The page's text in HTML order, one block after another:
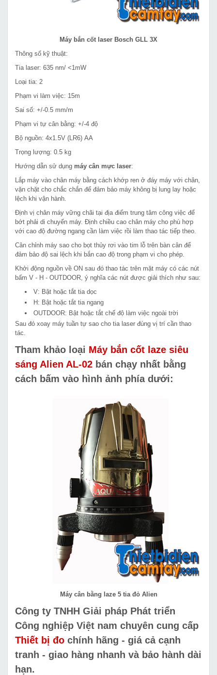
Máy bắn cốt laser Bosch GLL 3X
Thông số kỹ thuật:
Tia laser: 635 nm/ <1mW
Loại tia: 2
Phạm vi làm việc: 15m
Sai số: +/-0.5 mm/m
Phạm vi tự cân bằng: +/-4 độ
Bộ nguồn: 4x1.5V (LR6) AA
Trọng lượng: 0.5 kg
Hướng dẫn sử dụng máy cân mực laser:
Lắp máy vào chân máy bằng cách khớp ren ở đáy máy với chân,
vặn chặt cho chắc chắn để đảm bảo máy không bị lung lay hoặc
lệch khi vận hành.
Định vị chân máy vững chãi tại địa điểm trung tâm công việc để
bớt phải di chuyển máy. Định chiều cao chân máy cho phù hợp
với cao độ đường ngang cần làm việc rồi làm thao tác tiếp theo.
Cân chỉnh máy sao cho bọt thủy rơi vào tim lỗ trên bàn cân để
đảm bảo độ sai lệch khi bắn cao độ trong phạm vi cho phép.
Khởi động nguồn về ON sau đó thao tác trên mặt máy có các nút
bấm V - H - OUTDOOR, ý nghĩa các nút được giải thích như sau:
V: Bật hoặc tắt tia dọc
H: Bật hoặc tắt tia ngang
OUTDOOR: Bật hoặc tắt chế độ làm việc ngoài trời
Sau đó xoay máy tuần tự sao cho tia laser đúng vị trí cần thao
tác.
Tham khảo loại Máy bắn cốt laze siêu
sáng Alien AL-02 bán chạy nhất bằng
cách bấm vào hình ảnh phía dưới:
Máy cân bằng laze 5 tia đỏ Alien
Công ty TNHH Giải pháp Phát triển
Công nghiệp Việt nam chuyên cung cấp
Thiết bị đo chính hãng - giá cả cạnh
tranh - giao hàng nhanh và bảo hành dài
hạn.